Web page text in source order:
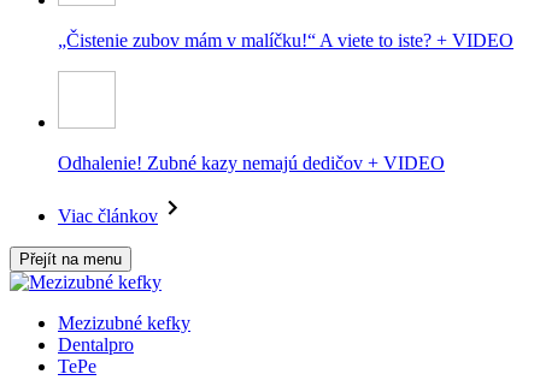
„Čistenie zubov mám v malíčku!“ A viete to iste? + VIDEO
Odhalenie! Zubné kazy nemajú dedičov + VIDEO
Viac článkov
Přejít na menu
Mezizubné kefky
Dentalpro
TePe